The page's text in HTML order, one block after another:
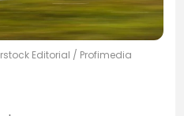
Editorial / Profimedia